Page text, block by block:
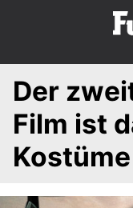
p
Der
Film ist